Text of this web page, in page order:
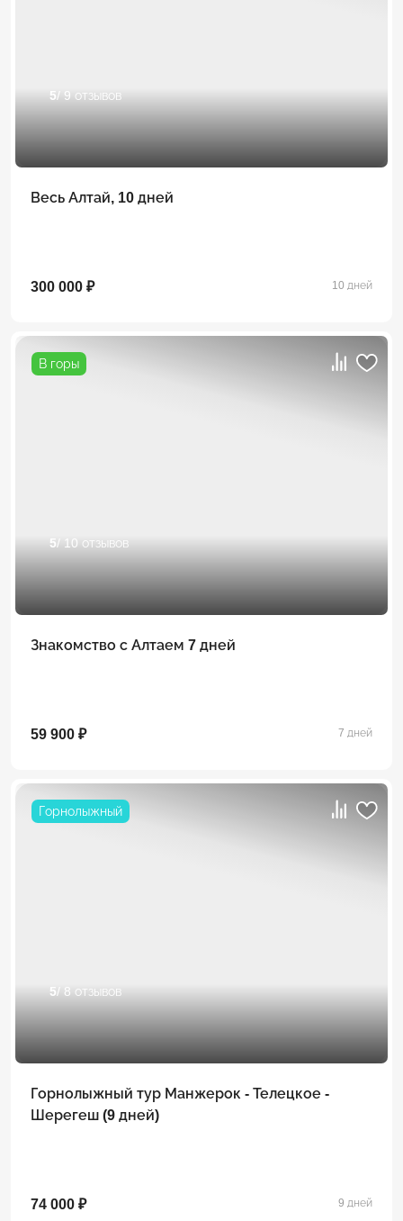
5/ 9 отзывов
Весь Алтай, 10 дней
300 000 ₽ 10 дней
В горы
5/ 10 отзывов
Знакомство с Алтаем 7 дней
59 900 ₽ 7 дней
Горнолыжный
5/ 8 отзывов
Горнолыжный тур Манжерок - Телецкое -
Шерегеш (9 дней)
74 000 ₽ 9 дней